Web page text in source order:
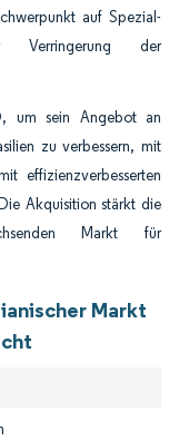
auf Spezial-
Verringerung der
um sein Angebot an
zu verbessern, mit
effizienzverbesserten
Akquisition stärkt die
Markt für
Markt